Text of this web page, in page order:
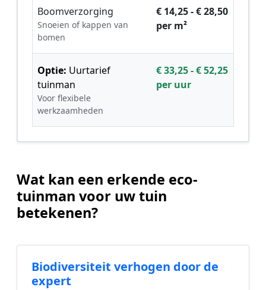
Boomverzorging
Snoeien of kappen van
bomen
€ 14,25 - € 28,50
per m²
Optie: Uurtarief
tuinman
Voor flexibele
werkzaamheden
€ 33,25 - € 52,25
per uur
Wat kan een erkende eco-
tuinman voor uw tuin
betekenen?
Biodiversiteit verhogen door de
expert